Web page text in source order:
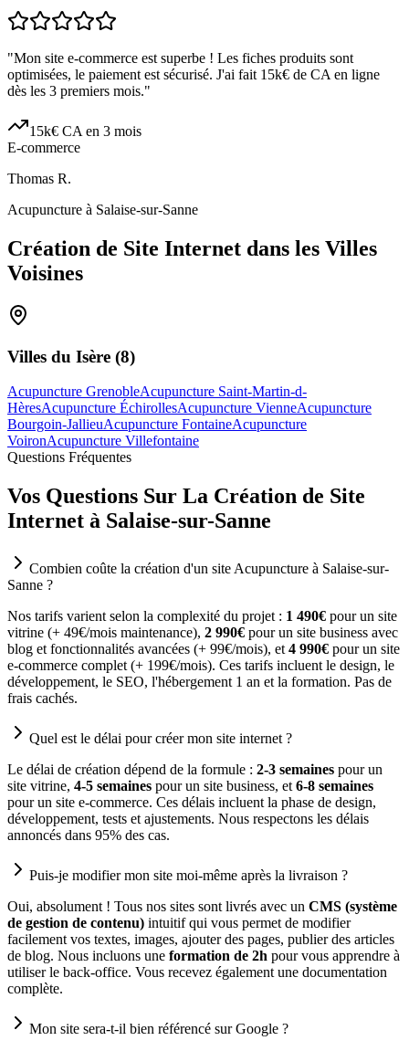
"Mon site e-commerce est superbe ! Les fiches produits sont
optimisées, le paiement est sécurisé. J'ai fait 15k€ de CA en ligne
dès les 3 premiers mois."
15k€ CA en 3 mois
E-commerce
Thomas R.
Acupuncture à Salaise-sur-Sanne
Création de Site Internet dans les Villes
Voisines
Villes du Isère (8)
Acupuncture GrenobleAcupuncture Saint-Martin-d-
HèresAcupuncture ÉchirollesAcupuncture VienneAcupuncture
Bourgoin-JallieuAcupuncture FontaineAcupuncture
VoironAcupuncture Villefontaine
Questions Fréquentes
Vos Questions Sur La Création de Site
Internet à Salaise-sur-Sanne
Combien coûte la création d'un site Acupuncture à Salaise-sur-
Sanne ?
Nos tarifs varient selon la complexité du projet : 1 490€ pour un site
vitrine (+ 49€/mois maintenance), 2 990€ pour un site business avec
blog et fonctionnalités avancées (+ 99€/mois), et 4 990€ pour un site
e-commerce complet (+ 199€/mois). Ces tarifs incluent le design, le
développement, le SEO, l'hébergement 1 an et la formation. Pas de
frais cachés.
Quel est le délai pour créer mon site internet ?
Le délai de création dépend de la formule : 2-3 semaines pour un
site vitrine, 4-5 semaines pour un site business, et 6-8 semaines
pour un site e-commerce. Ces délais incluent la phase de design,
développement, tests et ajustements. Nous respectons les délais
annoncés dans 95% des cas.
Puis-je modifier mon site moi-même après la livraison ?
Oui, absolument ! Tous nos sites sont livrés avec un CMS (système
de gestion de contenu) intuitif qui vous permet de modifier
facilement vos textes, images, ajouter des pages, publier des articles
de blog. Nous incluons une formation de 2h pour vous apprendre à
utiliser le back-office. Vous recevez également une documentation
complète.
Mon site sera-t-il bien référencé sur Google ?